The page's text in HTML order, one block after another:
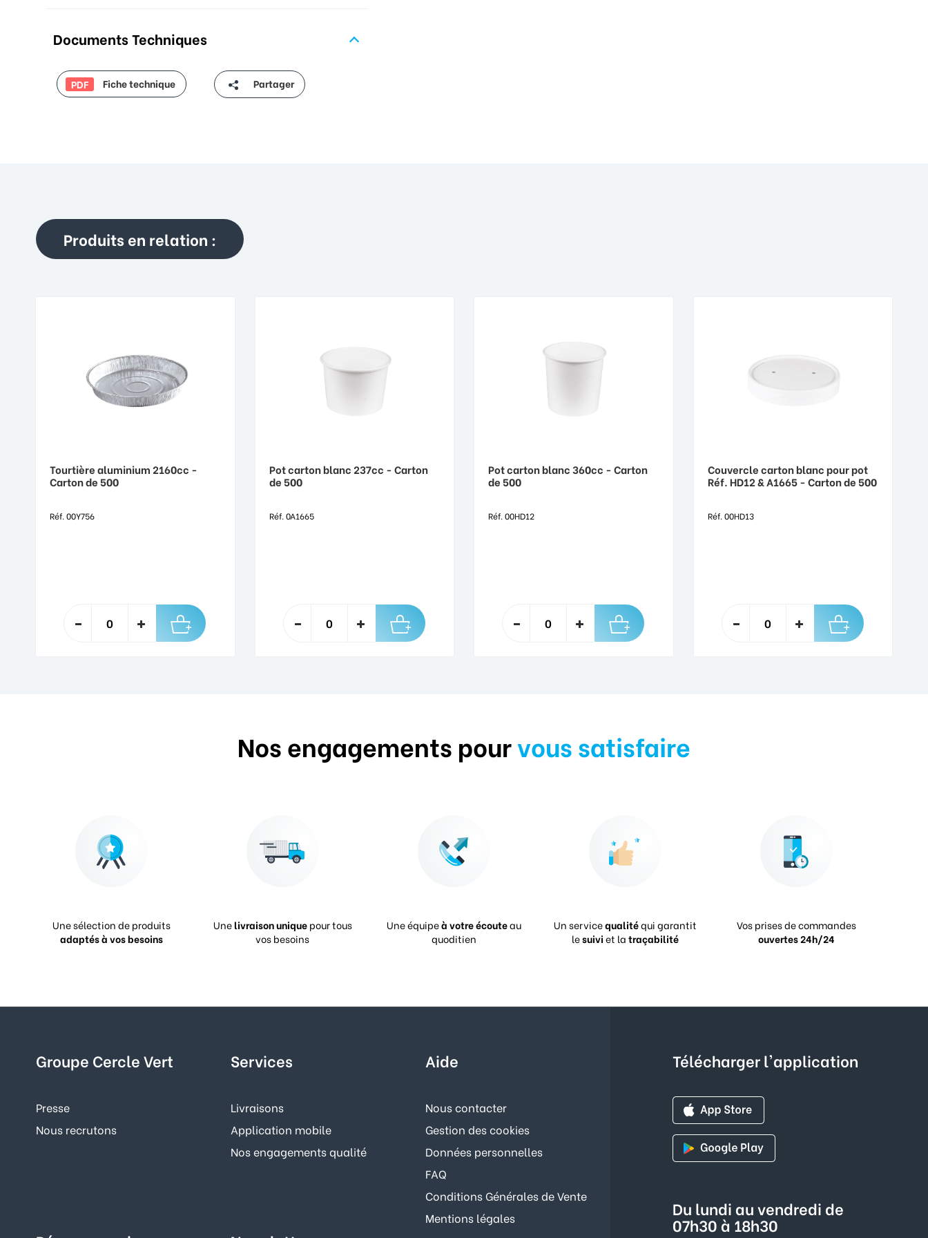
Documents Techniques
PDF Fiche technique Partager
Produits en relation :
Tourtière aluminium 2160cc -
Carton de 500
Réf. 00Y756
Pot carton blanc 237cc - Carton
de 500
Réf. 0A1665
Pot carton blanc 360cc - Carton
de 500
Réf. 00HD12
Couvercle carton blanc pour pot
Réf. HD12 & A1665 - Carton de 500
Réf. 00HD13
Nos engagements pourvous satisfaire
Une sélection de produits
adaptés à vos besoins
Unelivraison uniquepour tous
vos besoins
Une équipeà votre écouteau
quoditien
Un servicequalitéqui garantit
lesuiviet latraçabilité
Vos prises de commandes
ouvertes 24h/24
Groupe Cercle Vert
Presse
Nous recrutons
Services
Livraisons
Application mobile
Nos engagements qualité
Aide
Nous contacter
Gestion des cookies
Données personnelles
FAQ
Conditions Générales de Vente
Mentions légales
Télécharger l'application
Du lundi au vendredi de
07h30 à 18h30